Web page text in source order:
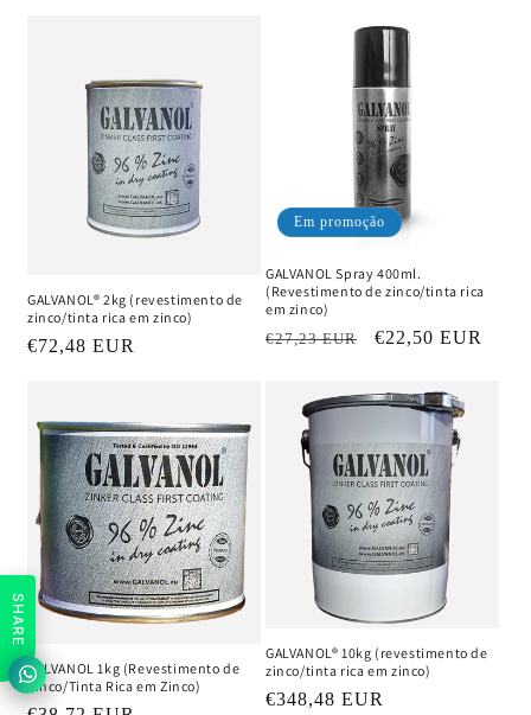
GALVANOL® 2kg (revestimento de
zinco/tinta rica em zinco)
Preço
€72,48 EUR
Em promoção
GALVANOL Spray 400ml.
(Revestimento de zinco/tinta rica
em zinco)
Preço
€27,23 EUR
Preço
saldo
€22,50 EUR
GALVANOL 1kg (Revestimento de
Zinco/Tinta Rica em Zinco)
GALVANOL® 10kg (revestimento de
zinco/tinta rica em zinco)
Preço
€348,48 EUR
SHARE